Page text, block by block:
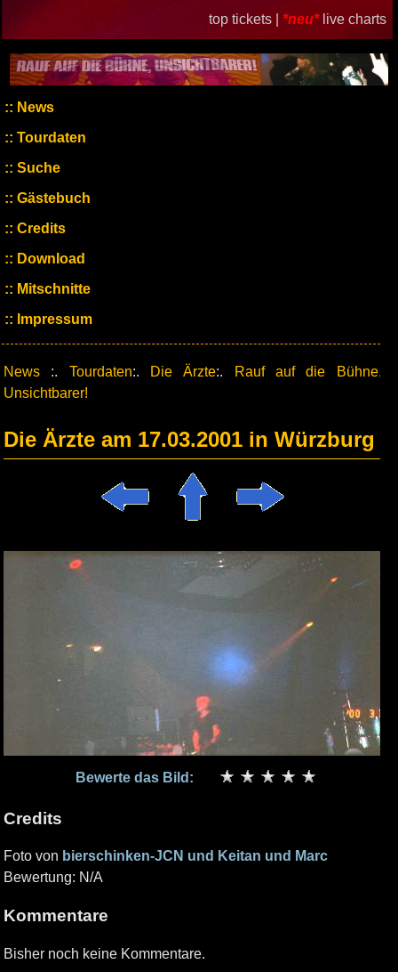
top tickets | *neu* live charts
News
Tourdaten
Suche
Gästebuch
Credits
Download
Mitschnitte
Impressum
News :. Tourdaten:. Die Ärzte:.
Rauf auf die Bühne,
Unsichtbarer!
Die Ärzte am 17.03.2001 in Würzburg
Bewerte das Bild:
Credits
Foto von bierschinken-JCN und Keitan und Marc
Bewertung: N/A
Kommentare
Bisher noch keine Kommentare.